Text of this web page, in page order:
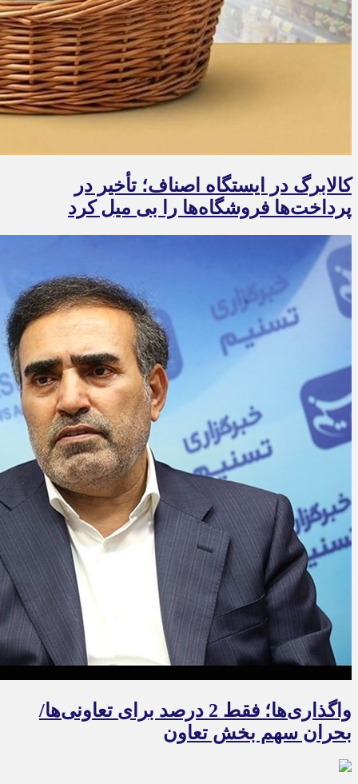
کالابرگ در ایستگاه اصناف؛ تأخیر در
پرداخت‌ها فروشگاه‌ها را بی میل کرد
واگذاری‌ها؛ فقط 2 درصد برای تعاونی‌ها/
بحران سهم بخش تعاون